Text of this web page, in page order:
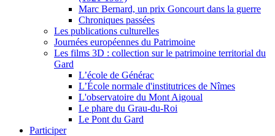
Marc Bernard, un prix Goncourt dans la guerre
Chroniques passées
Les publications culturelles
Journées européennes du Patrimoine
Les films 3D : collection sur le patrimoine territorial du
Gard
L’école de Générac
L’École normale d'institutrices de Nîmes
L'observatoire du Mont Aigoual
Le phare du Grau-du-Roi
Le Pont du Gard
Participer